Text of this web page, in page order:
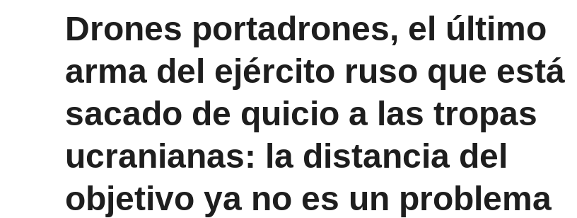
Drones portadrones, el último
arma del ejército ruso que está
sacado de quicio a las tropas
ucranianas: la distancia del
objetivo ya no es un problema